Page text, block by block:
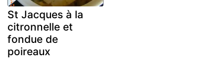
St Jacques à la
citronnelle et
fondue de
poireaux